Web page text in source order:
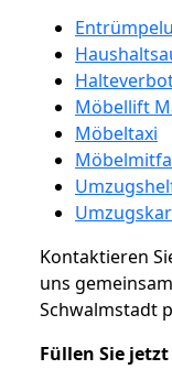
Möbellift
Möbeltaxi
Kontaktieren
uns
Schwalmstadt
Füllen Sie